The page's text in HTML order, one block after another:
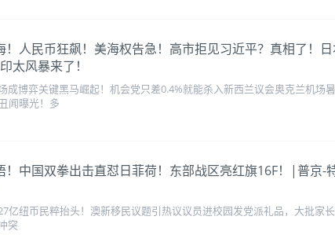
人民币狂飙！美海权告急！高市拒见习近平？真相了！
太风暴来了！
成博弈关键黑马崛起！机会党只差0.4%就能杀入新西兰议会奥克兰机场
闻曝光！多
中国双拳出击直怼日菲荷！东部战区亮红旗16F！|普京
亿纽币民粹抬头！澳新移民议题引热议议员进校园发党派礼品，大批家
突